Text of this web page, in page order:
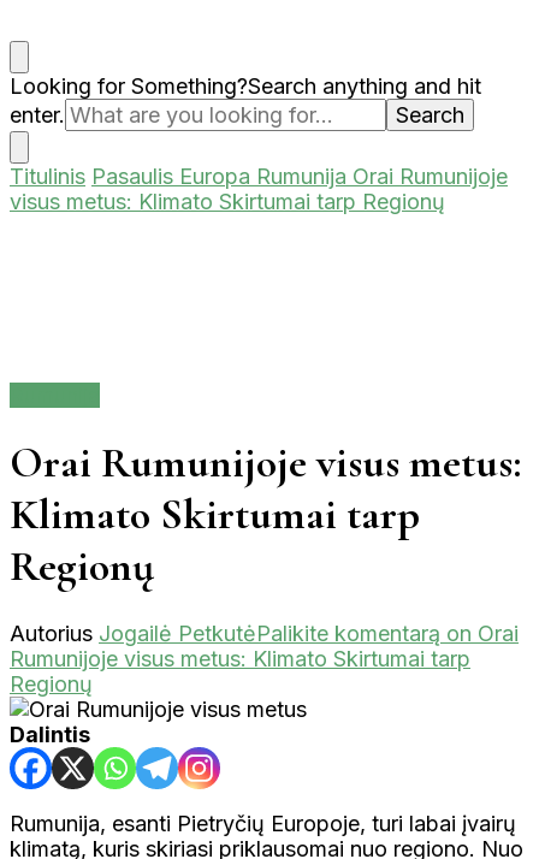
Looking for Something?Search anything and hit
enter.
Titulinis Pasaulis Europa Rumunija Orai Rumunijoje
visus metus: Klimato Skirtumai tarp Regionų
Orai Rumunijoje visus metus:
Klimato Skirtumai tarp
Regionų
Autorius Jogailė PetkutėPalikite komentarą on Orai
Rumunijoje visus metus: Klimato Skirtumai tarp
Regionų
Dalintis
Rumunija, esanti Pietryčių Europoje, turi labai įvairų
klimatą, kuris skiriasi priklausomai nuo regiono. Nuo